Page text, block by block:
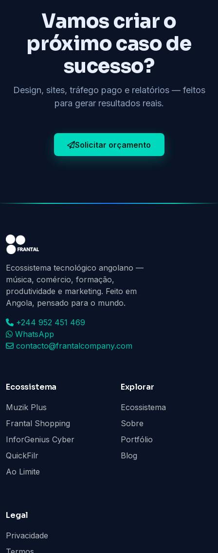
Vamos criar o
próximo caso de
sucesso?
Design, sites, tráfego pago e relatórios — feitos
para gerar resultados reais.
Solicitar orçamento
Ecossistema tecnológico angolano —
música, comércio, formação,
produtividade e marketing. Feito em
Angola, pensado para o mundo.
+244 952 451 469
WhatsApp
contacto@frantalcompany.com
Ecossistema
Muzik Plus
Frantal Shopping
InforGenius Cyber
QuickFilr
Ao Limite
Explorar
Ecossistema
Sobre
Portfólio
Blog
Legal
Privacidade